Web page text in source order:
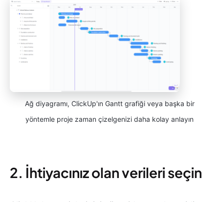
Ağ diyagramı, ClickUp'ın Gantt grafiği veya başka bir
yöntemle proje zaman çizelgenizi daha kolay anlayın
2. İhtiyacınız olan verileri seçin